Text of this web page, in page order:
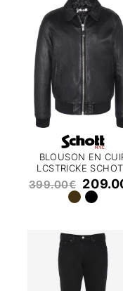
BLOUSON EN
LCSTRICKE
399.00€